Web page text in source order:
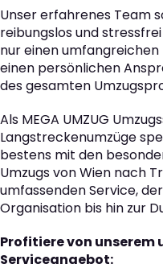
Unser erfahrenes Team
reibungslos und
nur einen
einen persönlichen
des gesamten
Als MEGA UMZUG
Langstreckenumzüge
bestens mit den
Umzugs von Wien nach
umfassenden Service,
Organisation bis hin zur
Profitiere von unserem
Serviceangebot: